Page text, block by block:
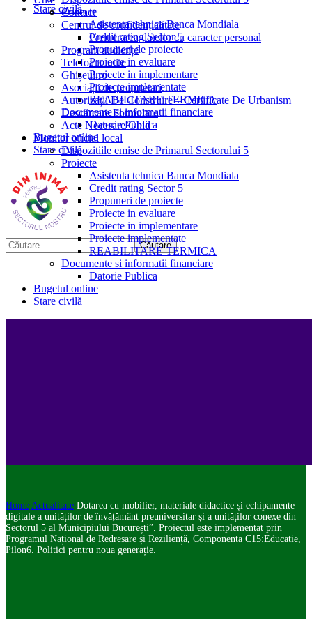
Stare civilă
Proiecte
Asistenta tehnica Banca Mondiala
Credit rating Sector 5
Propuneri de proiecte
Proiecte in evaluare
Proiecte in implementare
Proiecte implementate
REABILITARE TERMICA
Documente si informatii financiare
Datorie Publica
Bugetul online
Stare civilă
Contact
Centrul de confidențialitate
Prelucrarea datelor cu caracter personal
Program audiențe
Telefoane utile
Ghișeul.ro
Asociații de proprietari
Autorizații De Construire – Certificate De Urbanism
Descărcare Formulare
Acte Necesare/Ghid
Monitor oficial local
Dispozitiile emise de Primarul Sectorului 5
Proiecte
Asistenta tehnica Banca Mondiala
Credit rating Sector 5
Propuneri de proiecte
Proiecte in evaluare
Proiecte in implementare
Proiecte implementate
REABILITARE TERMICA
Documente si informatii financiare
Datorie Publica
Bugetul online
Stare civilă
Home Actualitate Dotarea cu mobilier, materiale didactice și echipamente
digitale a unităților de învățământ preuniversitar și a unităților conexe din
Sectorul 5 al Municipiului București”. Proiectul este implementat prin
Programul Național de Redresare și Reziliență, Componenta C15:Educatie,
Pilon6. Politici pentru noua generație.